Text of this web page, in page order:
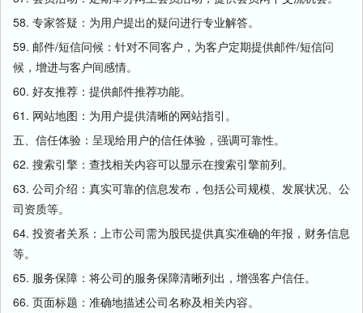
58. 专家答疑：为用户提出的疑问进行专业解答。
59. 邮件/短信问候：针对不同客户，为客户定期提供邮件/短信问
候，增进与客户间感情。
60. 好友推荐：提供邮件推荐功能。
61. 网站地图：为用户提供清晰的网站指引。
五、信任体验：呈现给用户的信任体验，强调可靠性。
62. 搜索引擎：查找相关内容可以显示在搜索引擎前列。
63. 公司介绍：真实可靠的信息发布，包括公司规模、发展状况、公
司资质等。
64. 投资者关系：上市公司需为股民提供真实准确的年报，财务信息
等。
65. 服务保障：将公司的服务保障清晰列出，增强客户信任。
66. 页面标题：准确地描述公司名称及相关内容。